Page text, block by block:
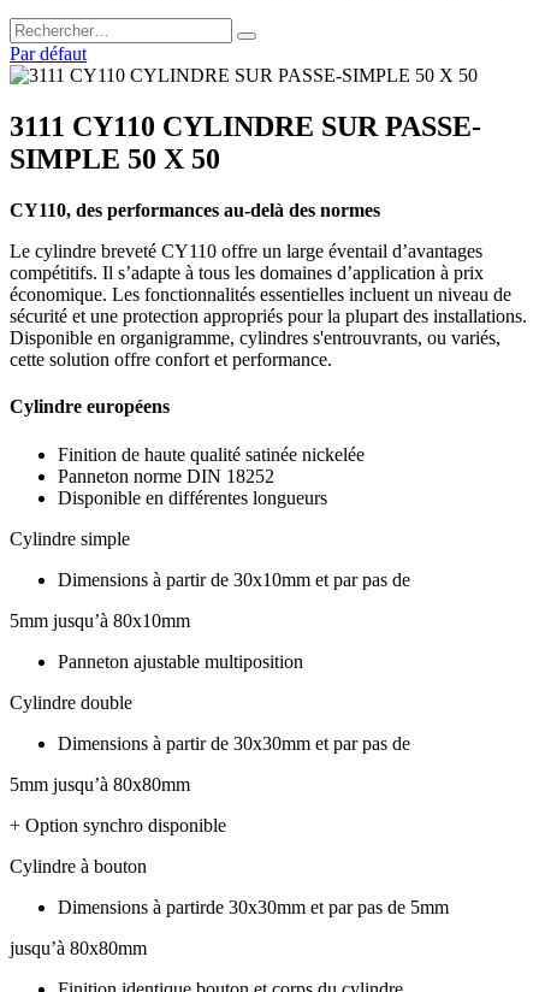
Par défaut
3111 CY110 CYLINDRE SUR PASSE-
SIMPLE 50 X 50
CY110, des performances au-delà des normes
Le cylindre breveté CY110 offre un large éventail d’avantages
compétitifs. Il s’adapte à tous les domaines d’application à prix
économique. Les fonctionnalités essentielles incluent un niveau de
sécurité et une protection appropriés pour la plupart des installations.
Disponible en organigramme, cylindres s'entrouvrants, ou variés,
cette solution offre confort et performance.
Cylindre européens
Finition de haute qualité satinée nickelée
Panneton norme DIN 18252
Disponible en différentes longueurs
Cylindre simple
Dimensions à partir de 30x10mm et par pas de
5mm jusqu’à 80x10mm
Panneton ajustable multiposition
Cylindre double
Dimensions à partir de 30x30mm et par pas de
5mm jusqu’à 80x80mm
+ Option synchro disponible
Cylindre à bouton
Dimensions à partirde 30x30mm et par pas de 5mm
jusqu’à 80x80mm